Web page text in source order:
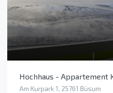
Hochhaus - Appartement
Am Kurpark 1, 25761 Büsum